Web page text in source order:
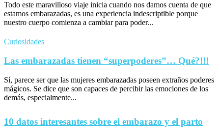
Todo este maravilloso viaje inicia cuando nos damos cuenta de que
estamos embarazadas, es una experiencia indescriptible porque
nuestro cuerpo comienza a cambiar para poder...
Curiosidades
Las embarazadas tienen “superpoderes”… Qué?!!!
Sí, parece ser que las mujeres embarazadas poseen extraños poderes
mágicos. Se dice que son capaces de percibir las emociones de los
demás, especialmente...
10 datos interesantes sobre el embarazo y el parto